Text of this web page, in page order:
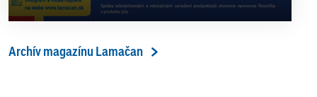
Archív magazínu Lamačan